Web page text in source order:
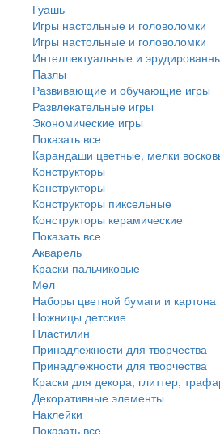
Гуашь
Игры настольные и головоломки
Игры настольные и головоломки
Интеллектуальные и
Пазлы
Развивающие и обучающие игры
Развлекательные игры
Экономические игры
Показать все
Карандаши цветные, мелки
Конструкторы
Конструкторы
Конструкторы пиксельные
Конструкторы керамические
Показать все
Акварель
Краски пальчиковые
Мел
Наборы цветной бумаги и картона
Ножницы детские
Пластилин
Принадлежности для творчества
Принадлежности для творчества
Краски для декора, глиттер,
Декоративные элементы
Наклейки
Показать все